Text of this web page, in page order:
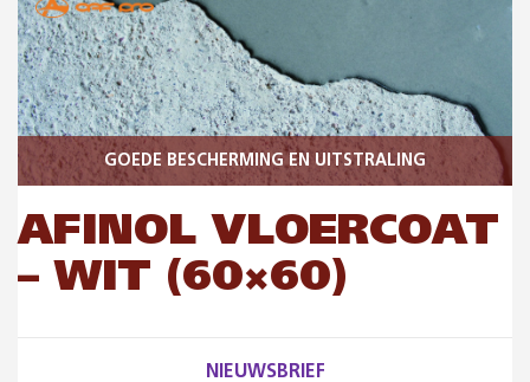
GOEDE BESCHERMING EN UITSTRALING
AFINOL VLOERCOAT
– WIT (60×60)
NIEUWSBRIEF